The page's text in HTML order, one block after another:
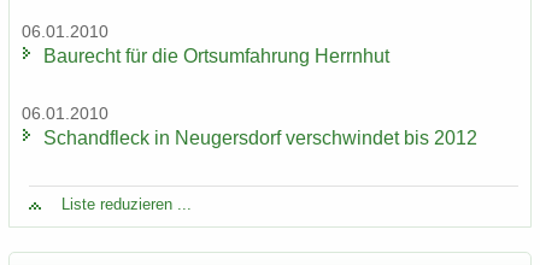
06.01.2010
Bau­recht für die Orts­um­fah­rung Herrn­hut
06.01.2010
Schand­fleck in Neu­gers­dorf ver­schwin­det bis 2012
Liste re­du­zie­ren ...